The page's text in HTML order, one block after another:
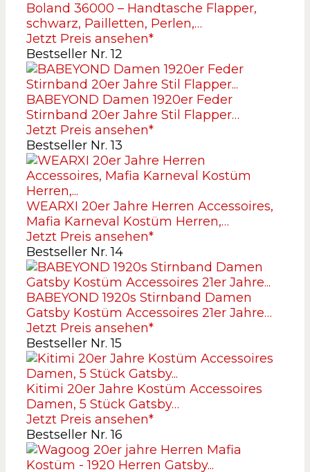
Boland 36000 – Handtasche Flapper,
schwarz, Pailletten, Perlen,…
Jetzt Preis ansehen*
Bestseller Nr. 12
BABEYOND Damen 1920er Feder
Stirnband 20er Jahre Stil Flapper…
Jetzt Preis ansehen*
Bestseller Nr. 13
WEARXI 20er Jahre Herren Accessoires,
Mafia Karneval Kostüm Herren,…
Jetzt Preis ansehen*
Bestseller Nr. 14
BABEYOND 1920s Stirnband Damen
Gatsby Kostüm Accessoires 21er Jahre…
Jetzt Preis ansehen*
Bestseller Nr. 15
Kitimi 20er Jahre Kostüm Accessoires
Damen, 5 Stück Gatsby…
Jetzt Preis ansehen*
Bestseller Nr. 16